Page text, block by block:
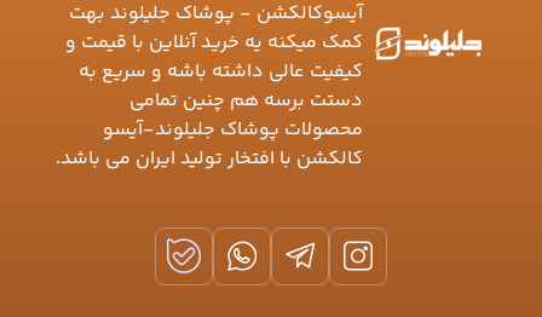
آیسوکالکشن - پوشاک جلیلوند بهت
کمک میکنه یه خرید آنلاین با قیمت و
کیفیت عالی داشته باشه و سریع به
دستت برسه هم چنین تمامی
محصولات پوشاک جلیلوند-آیسو
کالکشن با افتخار تولید ایران می باشد.